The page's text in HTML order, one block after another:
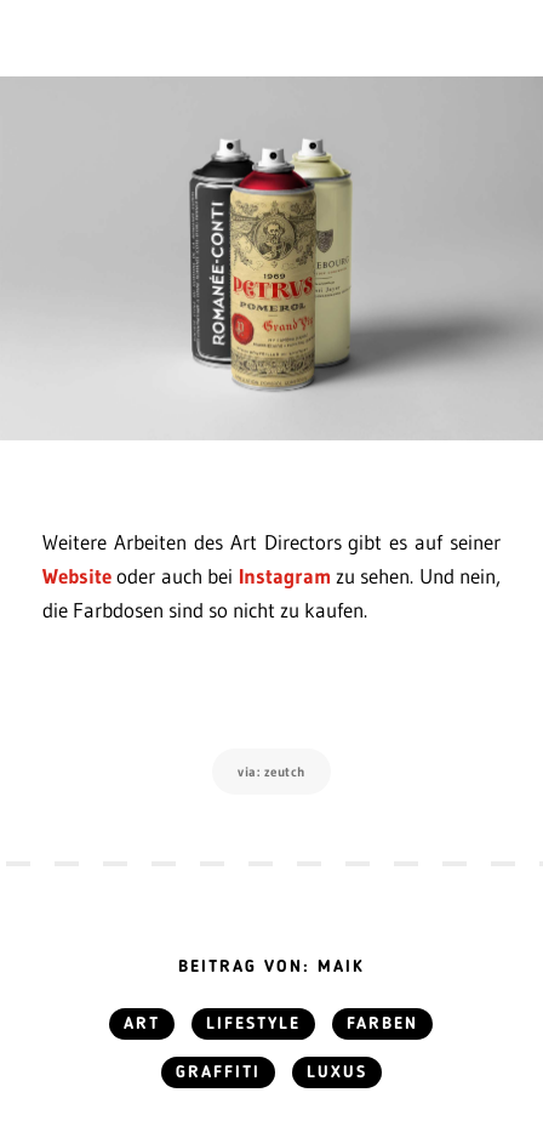
Weitere Arbeiten des Art Directors gibt es auf seiner
Websiteoder auch bei Instagram zu sehen. Und nein,
die Farbdosen sind so nicht zu kaufen.
via: zeutch
BEITRAG VON: MAIK
ART LIFESTYLE FARBEN
GRAFFITI LUXUS